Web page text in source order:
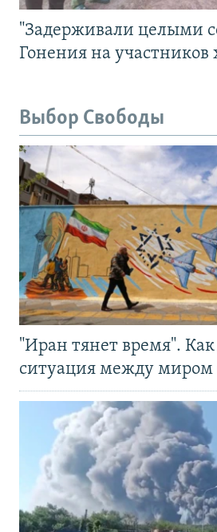
"Задерживали целыми
Гонения на участников
Выбор Свободы
"Иран тянет время". Как
ситуация между миром